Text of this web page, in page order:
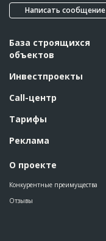
Написать сообщение
База строящихся
объектов
Инвестпроекты
Call-центр
Тарифы
Реклама
О проекте
Конкурентные преимущества
Отзывы